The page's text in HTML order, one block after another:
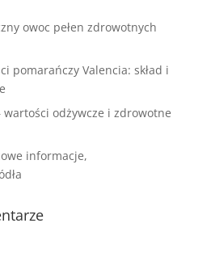
owoc pełen zdrowotnych
pomarańczy Valencia: skład i
odżywcze i zdrowotne
informacje,